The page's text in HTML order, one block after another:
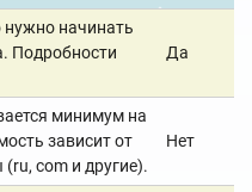
нужно начинать
Подробности
Да
минимум на
зависит от
com и другие).
Нет